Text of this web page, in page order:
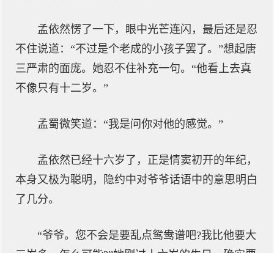
孟依然愣了一下，眼中光芒连闪，最后还是忍
不住说道：“不过是个老成的小孩子罢了。”想起唐
三严肃的面庞。她忍不住补充一句。“他看上去真
不像只有十二岁。”
孟蜀微笑道：“我是问你对他的感觉。”
孟依然已经十六岁了，正是情窦初开的年纪，
本身又极为聪明，隐约中对爷爷话语中的意思明白
了几分。
“爷爷。您不会是要乱点鸳鸯谱吧?我比他要大